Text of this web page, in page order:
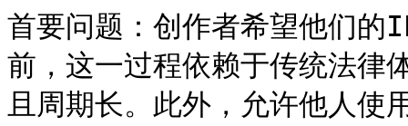
首要问题：创作者希望他们的
前，这一过程依赖于传统法律
且周期长。此外，允许他人